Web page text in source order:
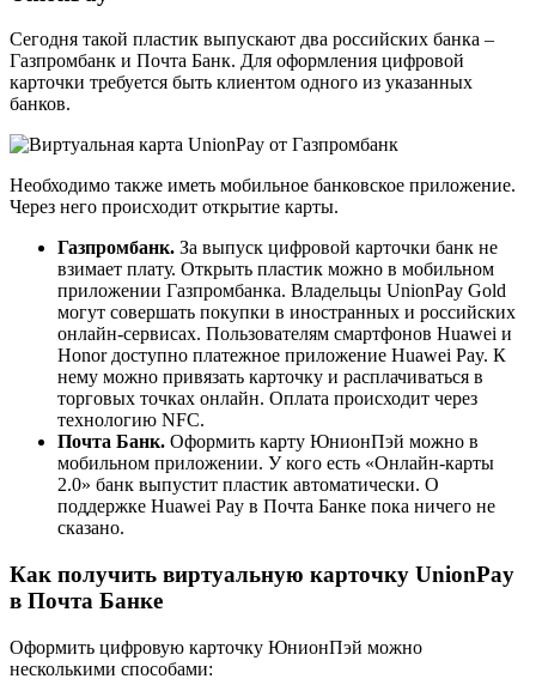
Сегодня такой пластик выпускают два российских банка –
Газпромбанк и Почта Банк. Для оформления цифровой
карточки требуется быть клиентом одного из указанных
банков.
Необходимо также иметь мобильное банковское приложение.
Через него происходит открытие карты.
Газпромбанк. За выпуск цифровой карточки банк не
взимает плату. Открыть пластик можно в мобильном
приложении Газпромбанка. Владельцы UnionPay Gold
могут совершать покупки в иностранных и российских
онлайн-сервисах. Пользователям смартфонов Huawei и
Honor доступно платежное приложение Huawei Pay. К
нему можно привязать карточку и расплачиваться в
торговых точках онлайн. Оплата происходит через
технологию NFC.
Почта Банк. Оформить карту ЮнионПэй можно в
мобильном приложении. У кого есть «Онлайн-карты
2.0» банк выпустит пластик автоматически. О
поддержке Huawei Pay в Почта Банке пока ничего не
сказано.
Как получить виртуальную карточку UnionPay
в Почта Банке
Оформить цифровую карточку ЮнионПэй можно
несколькими способами: